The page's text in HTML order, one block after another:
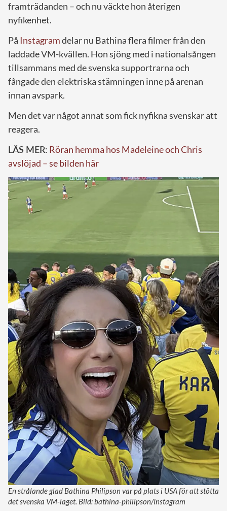
framträdanden – och nu väckte hon återigen
nyfikenhet.
På Instagramdelar nu Bathina flera filmer från den
laddade VM-kvällen. Hon sjöng med i nationalsången
tillsammans med de svenska supportrarna och
fångade den elektriska stämningen inne på arenan
innan avspark.
Men det var något annat som fick nyfikna svenskar att
reagera.
LÄS MER: Röran hemma hos Madeleine och Chris
avslöjad – se bilden här
En strålande glad Bathina Philipson var på plats i USA för att stötta
det svenska VM-laget. Bild: bathina-philipson/Instagram